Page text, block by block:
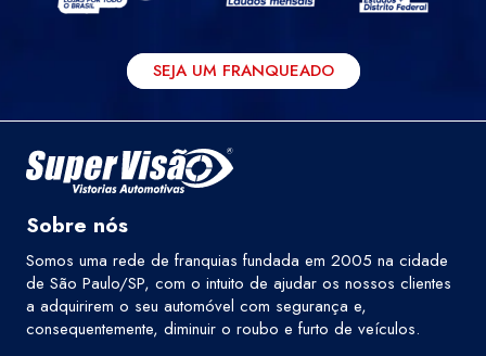
SEJA UM FRANQUEADO
Sobre nós
Somos uma rede de franquias fundada em 2005 na cidade
de São Paulo/SP, com o intuito de ajudar os nossos clientes
a adquirirem o seu automóvel com segurança e,
consequentemente, diminuir o roubo e furto de veículos.